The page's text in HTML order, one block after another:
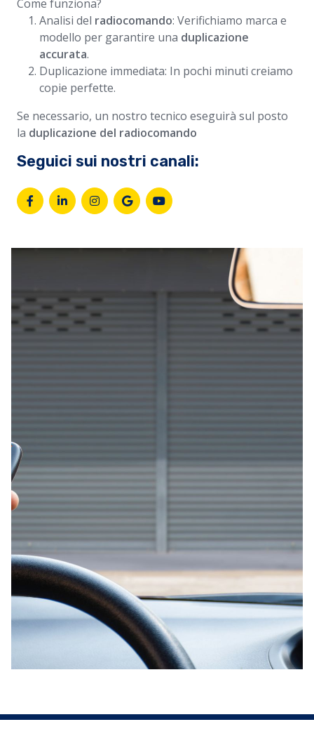
Come funziona?
Analisi del radiocomando: Verifichiamo marca e
modello per garantire una duplicazione
accurata.
Duplicazione immediata: In pochi minuti creiamo
copie perfette.
Se necessario, un nostro tecnico eseguirà sul posto
la duplicazione del radiocomando
Seguici sui nostri canali: